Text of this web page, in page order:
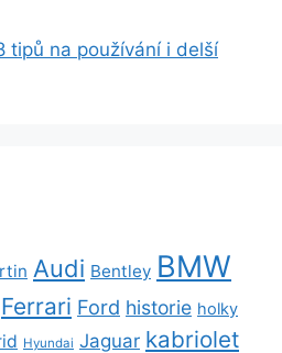
tipů na používání i delší
Audi Bentley BMW
Ferrari Ford historie holky
Hyundai Jaguar kabriolet